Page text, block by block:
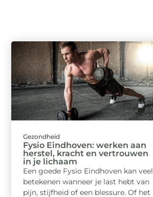
Gezondheid
Fysio Eindhoven: werken aan
herstel, kracht en vertrouwen
in je lichaam
Een goede Fysio Eindhoven kan veel
betekenen wanneer je last hebt van
pijn, stijfheid of een blessure. Of het